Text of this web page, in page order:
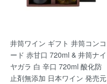
井筒ワイン ギフト 井筒コンコ
ード 赤甘口 720ml & 井筒ナイ
ヤガラ 白 辛口 720ml 酸化防
止剤無添加 日本ワイン 発売元